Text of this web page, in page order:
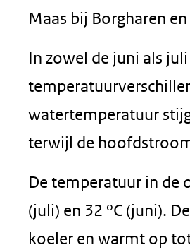
Maas bij Borgharen
In zowel de juni als
watertemperatuur
terwijl de
De temperatuur in de
(juli) en 32 ºC (juni).
koeler en warmt op